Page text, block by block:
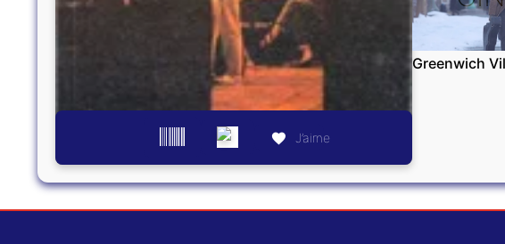
J’aime
Greenwich